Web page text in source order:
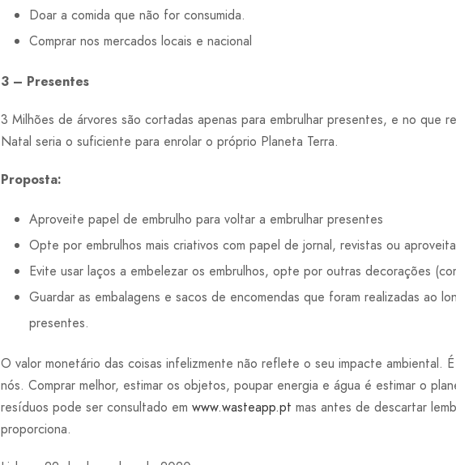
Doar a comida que não for consumida.
Comprar nos mercados locais e nacional
3 – Presentes
3 Milhões de árvores são cortadas apenas para embrulhar presentes, e no que
Natal seria o suficiente para enrolar o próprio Planeta Terra.
Proposta:
Aproveite papel de embrulho para voltar a embrulhar presentes
Opte por embrulhos mais criativos com papel de jornal, revistas ou
Evite usar laços a embelezar os embrulhos, opte por outras decorações
Guardar as embalagens e sacos de encomendas que foram realizadas ao
presentes.
O valor monetário das coisas infelizmente não reflete o seu impacte ambiental.
nós. Comprar melhor, estimar os objetos, poupar energia e água é estimar o
resíduos pode ser consultado em www.wasteapp.pt mas antes de descartar
proporciona.